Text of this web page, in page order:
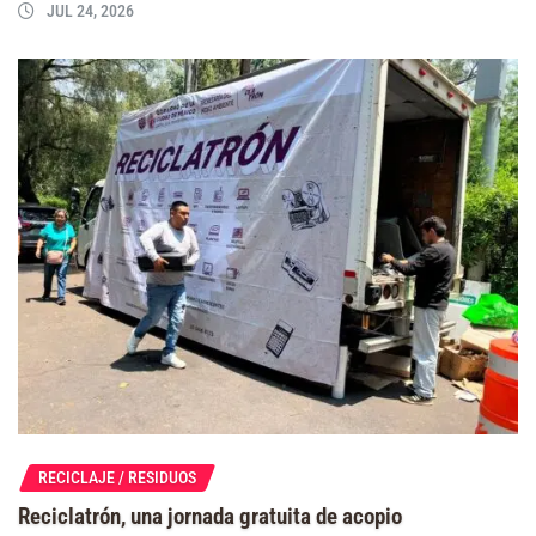
JUL 24, 2026
RECICLAJE / RESIDUOS
Reciclatrón, una jornada gratuita de acopio